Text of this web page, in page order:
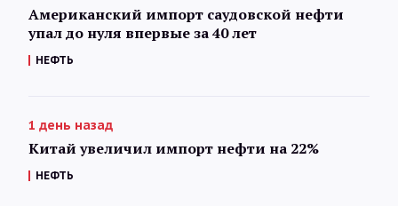
Американский импорт саудовской нефти
упал до нуля впервые за 40 лет
НЕФТЬ
1 день назад
Китай увеличил импорт нефти на 22%
НЕФТЬ